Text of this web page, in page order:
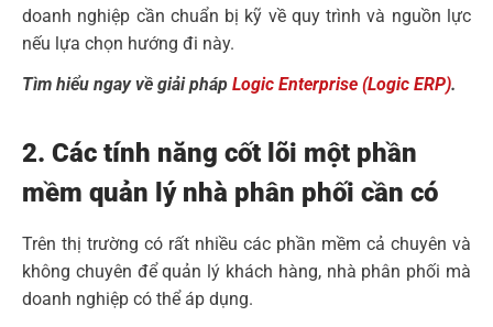
doanh nghiệp cần chuẩn bị kỹ về quy trình và nguồn lực
nếu lựa chọn hướng đi này.
Tìm hiểu ngay về giải pháp Logic Enterprise (Logic ERP).
2. Các tính năng cốt lõi một phần
mềm quản lý nhà phân phối cần có
Trên thị trường có rất nhiều các phần mềm cả chuyên và
không chuyên để quản lý khách hàng, nhà phân phối mà
doanh nghiệp có thể áp dụng.